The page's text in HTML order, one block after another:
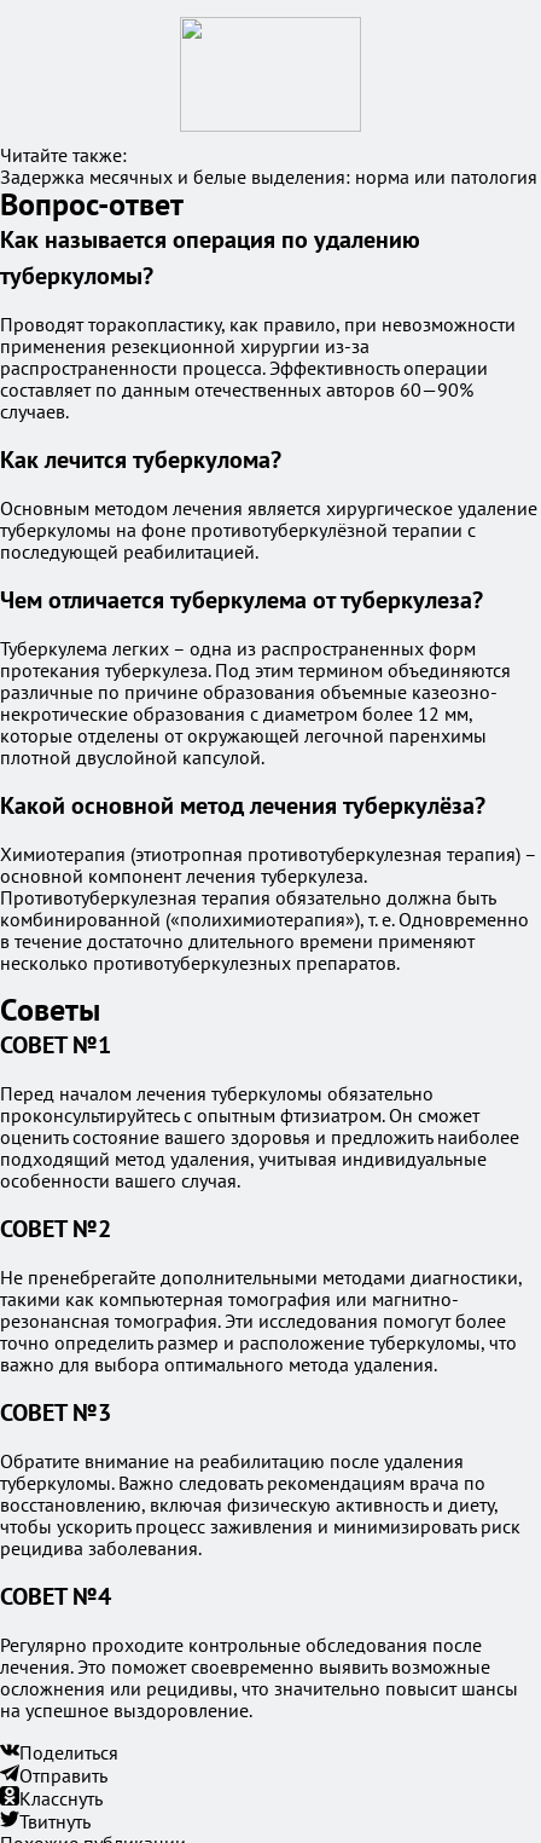
Читайте также:
Задержка месячных и белые выделения: норма или патология
Вопрос-ответ
Как называется операция по удалению
туберкуломы?
Проводят торакопластику, как правило, при невозможности
применения резекционной хирургии из-за
распространенности процесса. Эффективность операции
составляет по данным отечественных авторов 60—90%
случаев.
Как лечится туберкулома?
Основным методом лечения является хирургическое удаление
туберкуломы на фоне противотуберкулёзной терапии с
последующей реабилитацией.
Чем отличается туберкулема от туберкулеза?
Туберкулема легких – одна из распространенных форм
протекания туберкулеза. Под этим термином объединяются
различные по причине образования объемные казеозно-
некротические образования с диаметром более 12 мм,
которые отделены от окружающей легочной паренхимы
плотной двуслойной капсулой.
Какой основной метод лечения туберкулёза?
Химиотерапия (этиотропная противотуберкулезная терапия) –
основной компонент лечения туберкулеза.
Противотуберкулезная терапия обязательно должна быть
комбинированной («полихимиотерапия»), т. е. Одновременно
в течение достаточно длительного времени применяют
несколько противотуберкулезных препаратов.
Советы
СОВЕТ №1
Перед началом лечения туберкуломы обязательно
проконсультируйтесь с опытным фтизиатром. Он сможет
оценить состояние вашего здоровья и предложить наиболее
подходящий метод удаления, учитывая индивидуальные
особенности вашего случая.
СОВЕТ №2
Не пренебрегайте дополнительными методами диагностики,
такими как компьютерная томография или магнитно-
резонансная томография. Эти исследования помогут более
точно определить размер и расположение туберкуломы, что
важно для выбора оптимального метода удаления.
СОВЕТ №3
Обратите внимание на реабилитацию после удаления
туберкуломы. Важно следовать рекомендациям врача по
восстановлению, включая физическую активность и диету,
чтобы ускорить процесс заживления и минимизировать риск
рецидива заболевания.
СОВЕТ №4
Регулярно проходите контрольные обследования после
лечения. Это поможет своевременно выявить возможные
осложнения или рецидивы, что значительно повысит шансы
на успешное выздоровление.
Поделиться
Отправить
Класснуть
Твитнуть